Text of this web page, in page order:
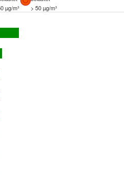
µg/m³ > 50 µg/m³